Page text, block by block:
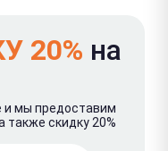
20% на
и мы предоставим
также скидку 20%